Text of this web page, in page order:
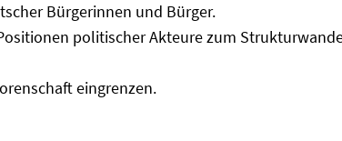
Bürgerinnen und Bürger.
politischer Akteure zum
eingrenzen.